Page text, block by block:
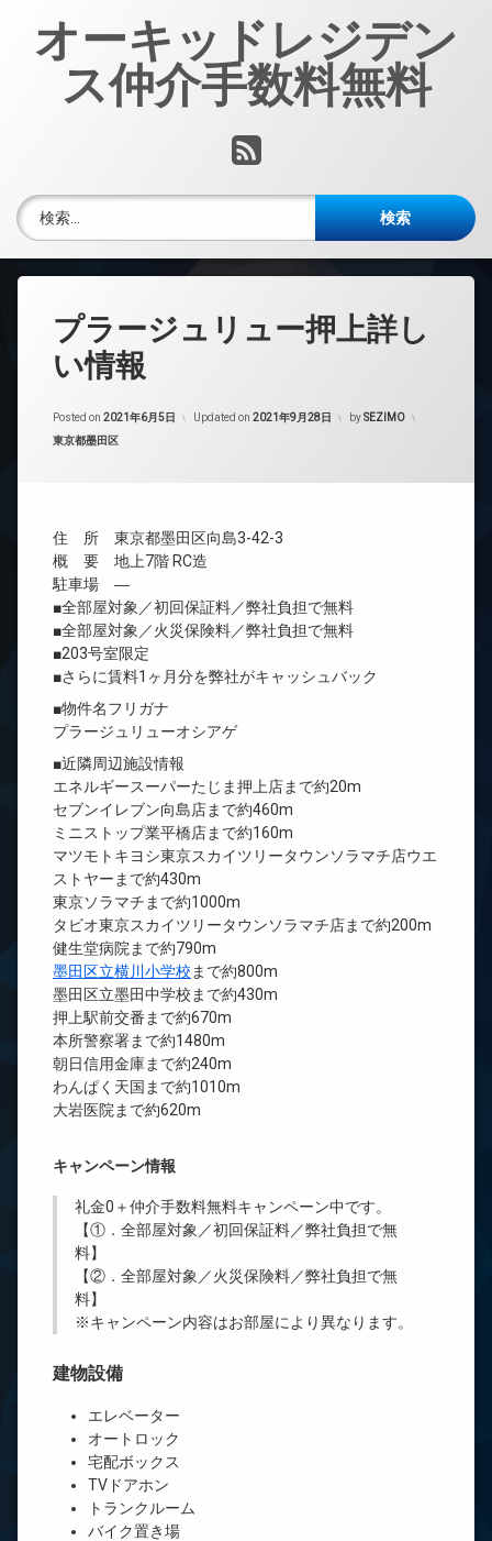
オーキッドレジデン
ス仲介手数料無料
RSS
検索:
プラージュリュー押上詳し
い情報
Posted on 2021年6月5日 Updated on 2021年9月28日 bySEZIMO
カテゴリー:
東京都墨田区
住 所 東京都墨田区向島3-42-3
概 要 地上7階 RC造
駐車場 ―
■全部屋対象／初回保証料／弊社負担で無料
■全部屋対象／火災保険料／弊社負担で無料
■203号室限定
■さらに賃料1ヶ月分を弊社がキャッシュバック
■物件名フリガナ
プラージュリューオシアゲ
■近隣周辺施設情報
エネルギースーパーたじま押上店まで約20m
セブンイレブン向島店まで約460m
ミニストップ業平橋店まで約160m
マツモトキヨシ東京スカイツリータウンソラマチ店ウエ
ストヤーまで約430m
東京ソラマチまで約1000m
タビオ東京スカイツリータウンソラマチ店まで約200m
健生堂病院まで約790m
墨田区立横川小学校 まで約800m
墨田区立墨田中学校まで約430m
押上駅前交番まで約670m
本所警察署まで約1480m
朝日信用金庫まで約240m
わんぱく天国まで約1010m
大岩医院まで約620m
キャンペーン情報
礼金0 ＋仲介手数料無料キャンペーン中です。
【①．全部屋対象／初回保証料／弊社負担で無
料】
【②．全部屋対象／火災保険料／弊社負担で無
料】
※キャンペーン内容はお部屋により異なります。
建物設備
エレベーター
オートロック
宅配ボックス
TVドアホン
トランクルーム
バイク置き場